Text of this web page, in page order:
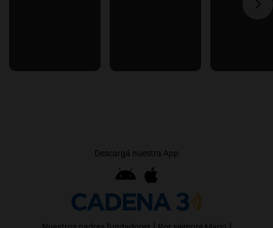
Descargá nuestra App